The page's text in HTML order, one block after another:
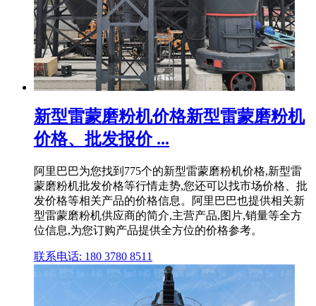
新型雷蒙磨粉机价格新型雷蒙磨粉机
价格、批发报价 ...
阿里巴巴为您找到775个的新型雷蒙磨粉机价格,新型雷
蒙磨粉机批发价格等行情走势,您还可以找市场价格、批
发价格等相关产品的价格信息。阿里巴巴也提供相关新
型雷蒙磨粉机供应商的简介,主营产品,图片,销量等全方
位信息,为您订购产品提供全方位的价格参考。
联系电话: 180 3780 8511